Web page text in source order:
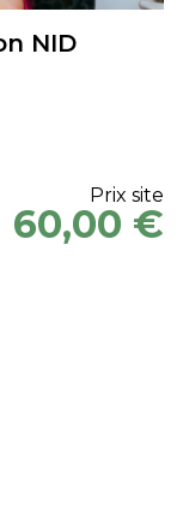
NID
Prix site
60,00 €